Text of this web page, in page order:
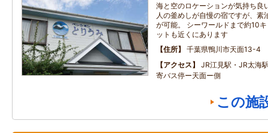
海と空のロケーションが気持ち良
人の釜めしが自慢の宿ですが、素
が可能。 シーワールドまで約10
ットも近くにあります
住所
千葉県鴨川市天面13-4
アクセス
JR江見駅・JR太海
寄バス停ー天面ー側
この施